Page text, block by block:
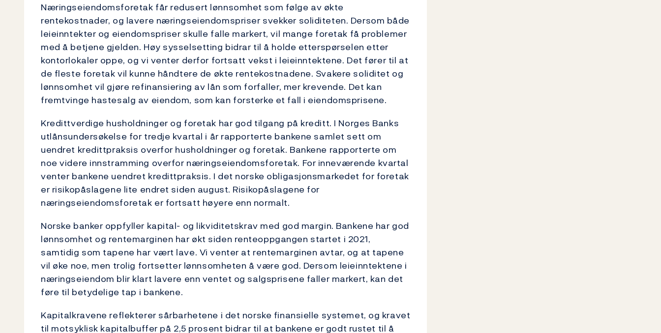
Næringseiendomsforetak får redusert lønnsomhet som følge av økte
rentekostnader, og lavere næringseiendomspriser svekker soliditeten. Dersom både
leieinntekter og eiendomspriser skulle falle markert, vil mange foretak få problemer
med å betjene gjelden. Høy sysselsetting bidrar til å holde etterspørselen etter
kontorlokaler oppe, og vi venter derfor fortsatt vekst i leieinntektene. Det fører til at
de fleste foretak vil kunne håndtere de økte rentekostnadene. Svakere soliditet og
lønnsomhet vil gjøre refinansiering av lån som forfaller, mer krevende. Det kan
fremtvinge hastesalg av eiendom, som kan forsterke et fall i eiendomsprisene.
Kredittverdige husholdninger og foretak har god tilgang på kreditt. I Norges Banks
utlånsundersøkelse for tredje kvartal i år rapporterte bankene samlet sett om
uendret kredittpraksis overfor husholdninger og foretak. Bankene rapporterte om
noe videre innstramming overfor næringseiendomsforetak. For inneværende kvartal
venter bankene uendret kredittpraksis. I det norske obligasjonsmarkedet for foretak
er risikopåslagene lite endret siden august. Risikopåslagene for
næringseiendomsforetak er fortsatt høyere enn normalt.
Norske banker oppfyller kapital- og likviditetskrav med god margin. Bankene har god
lønnsomhet og rentemarginen har økt siden renteoppgangen startet i 2021,
samtidig som tapene har vært lave. Vi venter at rentemarginen avtar, og at tapene
vil øke noe, men trolig fortsetter lønnsomheten å være god. Dersom leieinntektene i
næringseiendom blir klart lavere enn ventet og salgsprisene faller markert, kan det
føre til betydelige tap i bankene.
Kapitalkravene reflekterer sårbarhetene i det norske finansielle systemet, og kravet
til motsyklisk kapitalbuffer på 2,5 prosent bidrar til at bankene er godt rustet til å